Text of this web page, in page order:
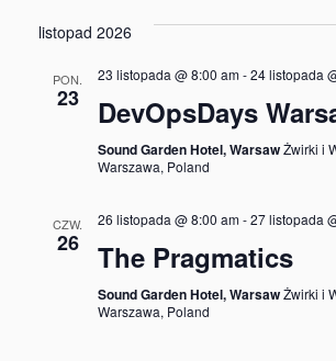
listopad 2026
PON.
23
23 listopada @ 8:00 am-24 listopada
DevOpsDays
Sound Garden Hotel, WarsawŻwirki i
Warszawa, Poland
CZW.
26
26 listopada @ 8:00 am-27 listopada
The Pragmatics
Sound Garden Hotel, WarsawŻwirki i
Warszawa, Poland